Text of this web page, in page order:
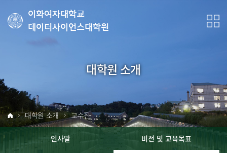
이화여자대학교
데이터사이언스대학원
대학원 소개
대학원 소개 교수진
인사말 비전 및 교육목표